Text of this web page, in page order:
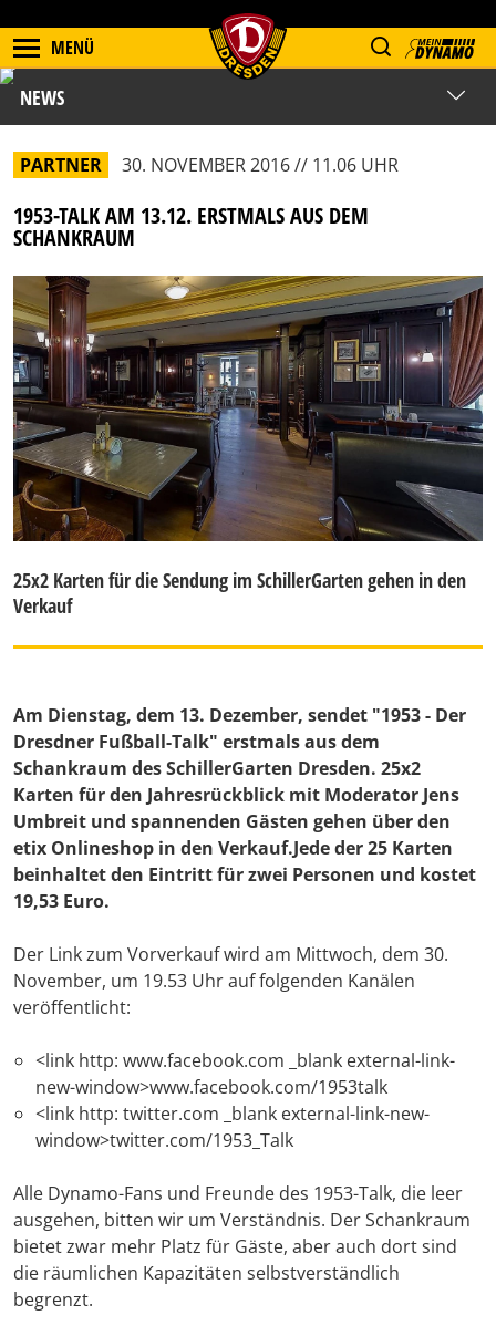
MENÜ
NEWS
PARTNER 30. NOVEMBER 2016 // 11.06 UHR
1953-TALK AM 13.12. ERSTMALS AUS DEM
SCHANKRAUM
25x2 Karten für die Sendung im SchillerGarten gehen in den
Verkauf
Am Dienstag, dem 13. Dezember, sendet "1953 - Der
Dresdner Fußball-Talk" erstmals aus dem
Schankraum des SchillerGarten Dresden. 25x2
Karten für den Jahresrückblick mit Moderator Jens
Umbreit und spannenden Gästen gehen über den
etix Onlineshop in den Verkauf.Jede der 25 Karten
beinhaltet den Eintritt für zwei Personen und kostet
19,53 Euro.
Der Link zum Vorverkauf wird am Mittwoch, dem 30.
November, um 19.53 Uhr auf folgenden Kanälen
veröffentlicht:
<link http: www.facebook.com _blank external-link-
new-window>www.facebook.com/1953talk
<link http: twitter.com _blank external-link-new-
window>twitter.com/1953_Talk
Alle Dynamo-Fans und Freunde des 1953-Talk, die leer
ausgehen, bitten wir um Verständnis. Der Schankraum
bietet zwar mehr Platz für Gäste, aber auch dort sind
die räumlichen Kapazitäten selbstverständlich
begrenzt.